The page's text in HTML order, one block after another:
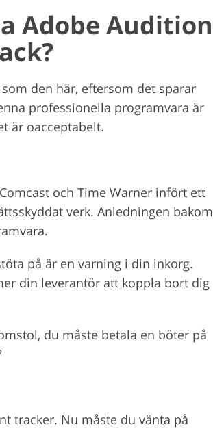
Adobe Audition
den här, eftersom det sparar
professionella programvara är
är oacceptabelt.
och Time Warner infört ett
verk. Anledningen bakom
på är en varning i din inkorg.
din leverantör att koppla bort dig
du måste betala en böter på
tracker. Nu måste du vänta på